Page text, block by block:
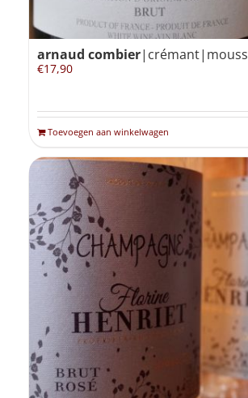
arnaud combier|crémant|mouss
€17,90
Toevoegen aan winkelwagen